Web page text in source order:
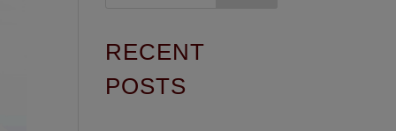
RECENT
POSTS